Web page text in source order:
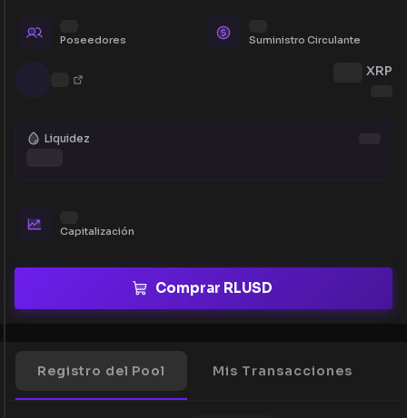
Poseedores Suministro Circulante
XRP
Liquidez
Capitalización
Comprar RLUSD
Registro del Pool Mis Transacciones